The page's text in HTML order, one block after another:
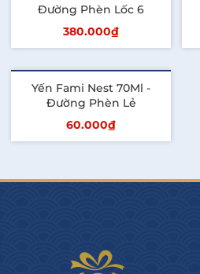
Đường Phèn Lốc 6
380.000₫
Yến Fami Nest 70Ml -
Đường Phèn Lẻ
60.000₫